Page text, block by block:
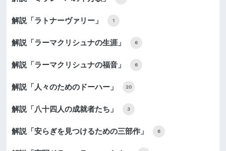
解説「ラトナーヴァリー」 1
解説「ラーマクリシュナの生涯」 6
解説「ラーマクリシュナの福音」 6
解説「人々のためのドーハー」 20
解説「八十四人の成就者たち」 3
解説「安らぎを見つけるための三部作」 6